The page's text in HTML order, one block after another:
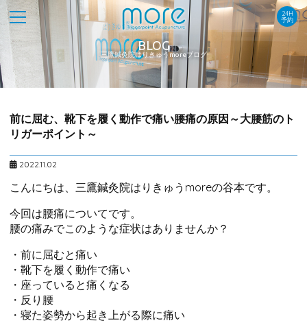
24H
予約
BLOG
三鷹鍼灸院はりきゅうmoreブログ
前に屈む、靴下を履く動作で痛い腰痛の原因～大腰筋のト
リガーポイント～
2022.11.02
こんにちは、三鷹鍼灸院はりきゅうmoreの谷本です。
今回は腰痛についてです。
腰の痛みでこのような症状はありませんか？
・前に屈むと痛い
・靴下を履く動作で痛い
・座っていると痛くなる
・反り腰
・寝た姿勢から起き上がる際に痛い